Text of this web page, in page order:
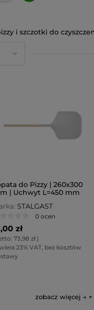
i szczotki do
do Pizzy | 260x300
| Uchwyt L=450 mm
STALGAST
0 ocen
zł
73,98 zł)
23% VAT, bez kosztów
zobacz więcej →